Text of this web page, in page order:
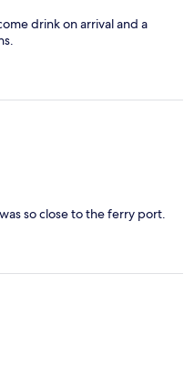
drink on arrival and a
so close to the ferry port.